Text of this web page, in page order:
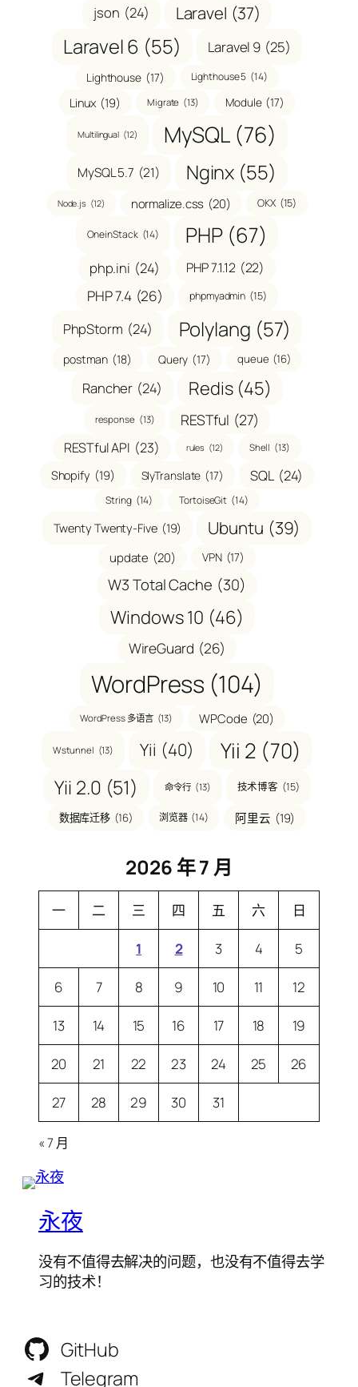
json (24) Laravel (37)
Laravel 6 (55) Laravel 9 (25)
Lighthouse (17) Lighthouse 5 (14)
Linux (19) Migrate (13) Module (17)
Multilingual (12) MySQL (76)
MySQL 5.7 (21) Nginx (55)
Node.js (12) normalize.css (20) OKX (15)
OneinStack (14) PHP (67)
php.ini (24) PHP 7.1.12 (22)
PHP 7.4 (26) phpmyadmin (15)
PhpStorm (24) Polylang (57)
postman (18) Query (17) queue (16)
Rancher (24) Redis (45)
response (13) RESTful (27)
RESTful API (23) rules (12) Shell (13)
Shopify (19) SlyTranslate (17) SQL (24)
String (14) TortoiseGit (14)
Twenty Twenty-Five (19) Ubuntu (39)
update (20) VPN (17)
W3 Total Cache (30)
Windows 10 (46)
WireGuard (26)
WordPress (104)
WordPress 多语言 (13) WPCode (20)
Wstunnel (13) Yii (40) Yii 2 (70)
Yii 2.0 (51) 命令行 (13) 技术博客 (15)
数据库迁移 (16) 浏览器 (14) 阿里云 (19)
2026 年 7 月
一 二 三 四 五 六 日
1 2 3 4 5
6 7 8 9 10 11 12
13 14 15 16 17 18 19
20 21 22 23 24 25 26
27 28 29 30 31
« 7 月
永夜
没有不值得去解决的问题，也没有不值得去学
习的技术！
GitHub
Telegram